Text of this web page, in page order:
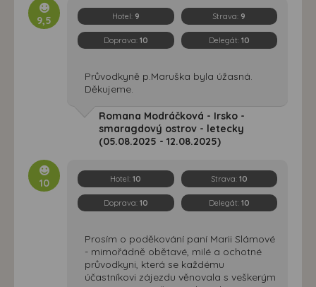
9,5 Hotel: 9 Strava: 9
Doprava: 10 Delegát: 10
Průvodkyně p.Maruška byla úžasná.
Děkujeme.
Romana Modráčková - Irsko -
smaragdový ostrov - letecky
(05.08.2025 - 12.08.2025)
10 Hotel:10 Strava: 10
Doprava: 10 Delegát: 10
Prosím o poděkování paní Marii Slámové
- mimořádně obětavé, milé a ochotné
průvodkyni, která se každému
účastníkovi zájezdu věnovala s veškerým